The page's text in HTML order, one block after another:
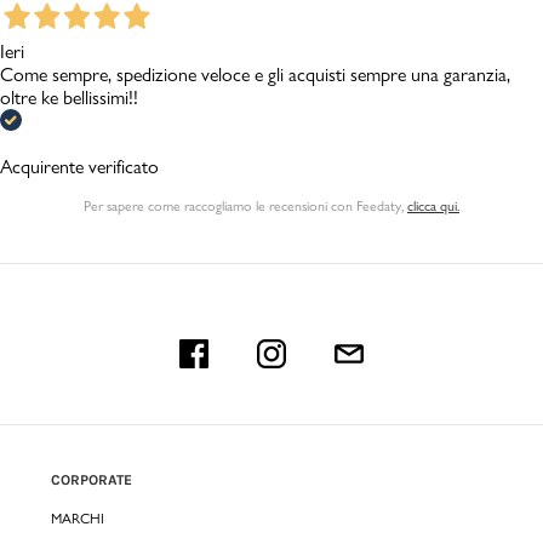
Ieri
Come sempre, spedizione veloce e gli acquisti sempre una garanzia,
oltre ke bellissimi!!
Acquirente verificato
Per sapere come raccogliamo le recensioni con Feedaty, clicca qui.
CORPORATE
MARCHI